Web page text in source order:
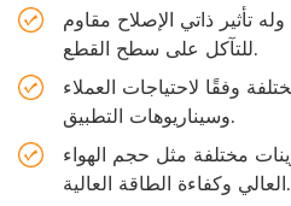
تأثير ذاتي الإصلاح مقاوم
للتآكل على سطح القطع.
وفقًا لاحتياجات العملاء
وسيناريوهات التطبيق.
مختلفة مثل حجم الهواء
العالي وكفاءة الطاقة العالية.